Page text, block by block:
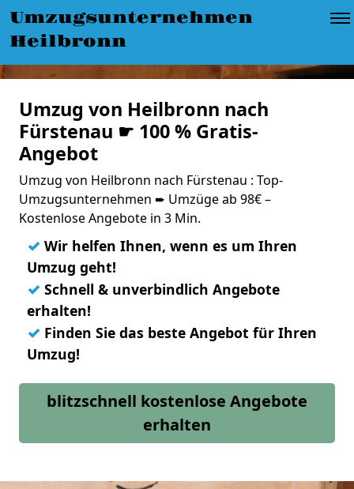
Umzugsunternehmen
Heilbronn
Umzug von Heilbronn nach
Fürstenau ☛ 100 % Gratis-
Angebot
Umzug von Heilbronn nach Fürstenau : Top-
Umzugsunternehmen ➨ Umzüge ab 98€ –
Kostenlose Angebote in 3 Min.
✓ Wir helfen Ihnen, wenn es um Ihren
Umzug geht!
✓ Schnell & unverbindlich Angebote
erhalten!
✓ Finden Sie das beste Angebot für Ihren
Umzug!
blitzschnell kostenlose Angebote
erhalten